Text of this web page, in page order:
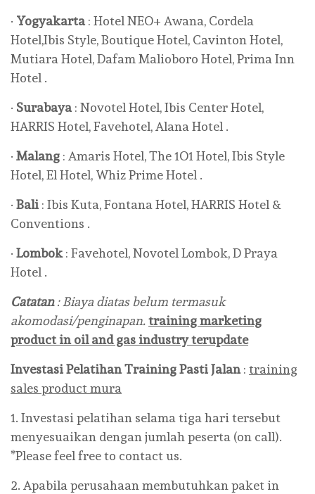
· Yogyakarta : Hotel NEO+ Awana, Cordela
Hotel,Ibis Style, Boutique Hotel, Cavinton Hotel,
Mutiara Hotel, Dafam Malioboro Hotel, Prima Inn
Hotel .
· Surabaya : Novotel Hotel, Ibis Center Hotel,
HARRIS Hotel, Favehotel, Alana Hotel .
· Malang : Amaris Hotel, The 1O1 Hotel, Ibis Style
Hotel, El Hotel, Whiz Prime Hotel .
· Bali : Ibis Kuta, Fontana Hotel, HARRIS Hotel &
Conventions .
· Lombok: Favehotel, Novotel Lombok, D Praya
Hotel .
Catatan: Biaya diatas belum termasuk
akomodasi/penginapan.training marketing
product in oil and gas industry terupdate
Investasi PelatihanTraining Pasti Jalan: training
sales product mura
1. Investasi pelatihan selama tiga hari tersebut
menyesuaikan dengan jumlah peserta (on call).
*Please feel free to contact us.
2. Apabila perusahaan membutuhkan paket in